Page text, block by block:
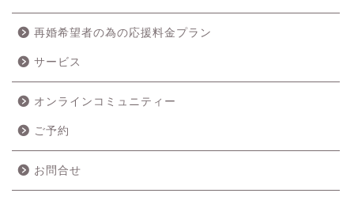
再婚希望者の為の応援料金プラン
サービス
オンラインコミュニティー
ご予約
お問合せ